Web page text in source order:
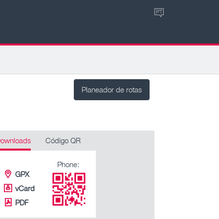
PT
Planeador de rotas
Código QR
GPX
vCard
PDF
Phone: